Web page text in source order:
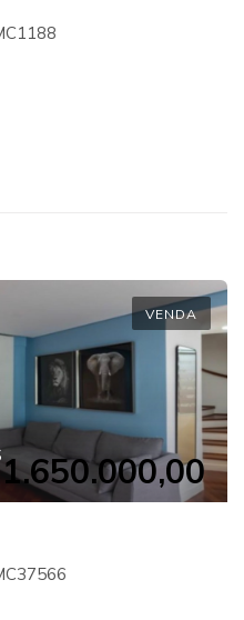
VENDA
1.650.000,00